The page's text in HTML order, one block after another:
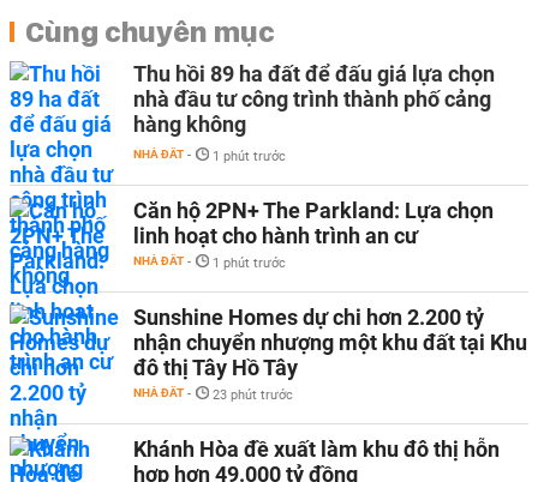
Cùng chuyên mục
Thu hồi 89 ha đất để đấu giá lựa chọn
nhà đầu tư công trình thành phố cảng
hàng không
NHÀ ĐẤT - 1 phút trước
Căn hộ 2PN+ The Parkland: Lựa chọn
linh hoạt cho hành trình an cư
NHÀ ĐẤT - 1 phút trước
Sunshine Homes dự chi hơn 2.200 tỷ
nhận chuyển nhượng một khu đất tại Khu
đô thị Tây Hồ Tây
NHÀ ĐẤT - 23 phút trước
Khánh Hòa đề xuất làm khu đô thị hỗn
hợp hơn 49.000 tỷ đồng